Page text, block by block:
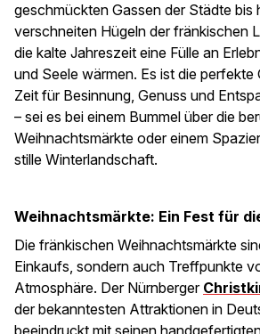
geschmückten Gassen der Städte bis
verschneiten Hügeln der fränkischen
die kalte Jahreszeit eine Fülle an
und Seele wärmen. Es ist die perfekte
Zeit für Besinnung, Genuss und
– sei es bei einem Bummel über die
Weihnachtsmärkte oder einem
stille Winterlandschaft.
Weihnachtsmärkte: Ein Fest für
Die fränkischen Weihnachtsmärkte
Einkaufs, sondern auch Treffpunkte
Atmosphäre. Der Nürnberger
der bekanntesten Attraktionen in
beeindruckt mit seinen